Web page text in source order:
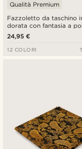
Fazzoletto da taschino
dorata con fantasia a
Qualità Premium
24,95 €
12 COLORI